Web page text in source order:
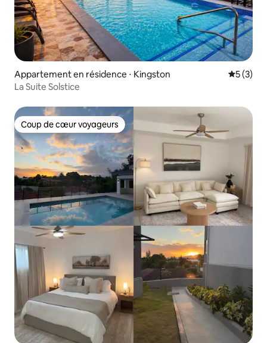
Appartement en résidence ⋅ Kingston
5 (3)
La Suite Solstice
Coup de cœur voyageurs
Coup de cœur voyageurs